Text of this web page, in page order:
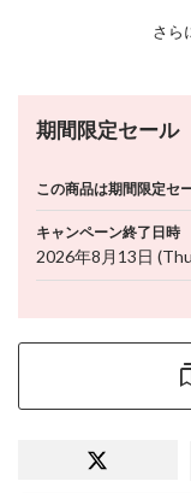
さら
期間限定セール
この商品は期間限定セ
キャンペーン終了日時
2026年8月13日